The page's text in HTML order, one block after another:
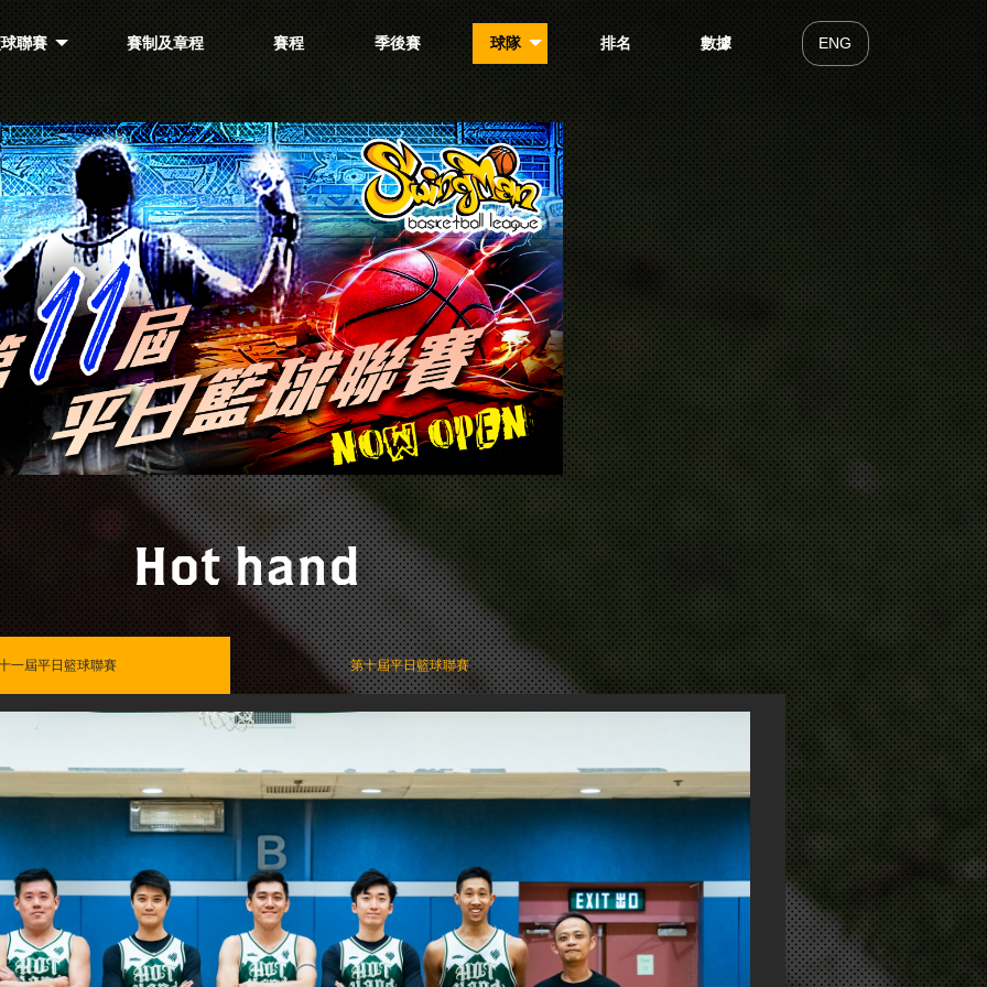
聯賽 賽制及章程 賽程 季後賽 球隊 排名 數據
Hot hand
一屆平日籃球聯賽 第十屆平日籃球聯賽